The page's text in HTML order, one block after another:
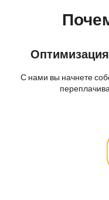
Оптимизация
С нами вы начнете